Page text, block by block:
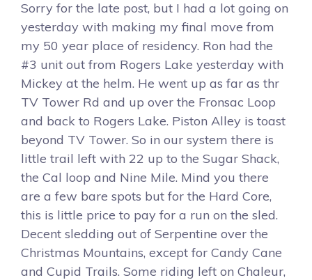
Sorry for the late post, but I had a lot going on
yesterday with making my final move from
my 50 year place of residency. Ron had the
#3 unit out from Rogers Lake yesterday with
Mickey at the helm. He went up as far as thr
TV Tower Rd and up over the Fronsac Loop
and back to Rogers Lake. Piston Alley is toast
beyond TV Tower. So in our system there is
little trail left with 22 up to the Sugar Shack,
the Cal loop and Nine Mile. Mind you there
are a few bare spots but for the Hard Core,
this is little price to pay for a run on the sled.
Decent sledding out of Serpentine over the
Christmas Mountains, except for Candy Cane
and Cupid Trails. Some riding left on Chaleur,